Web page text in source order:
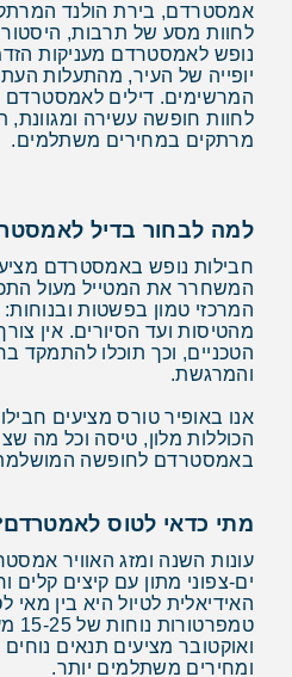
אמסטרדם, בירת הולנד
לחוות מסע של תרבות,
נופש לאמסטרדם מעניקות
יופייה של העיר, מהתעלות
המרשימים. דילים לאמסטרדם
לחוות חופשה עשירה ומגוונת,
מרתקים במחירים משתלמים.
למה לבחור בדיל
חבילות נופש באמסטרדם
המשחרר את המטייל מעול
המרכזי טמון בפשטות
מהטיסות ועד הסיורים. אין
הטכניים, וכך תוכלו להתמקד
והמרגשת.
אנו באופיר טורס מציעים
הכוללות מלון, טיסה וכל מה
באמסטרדם לחופשה
מתי כדאי לטוס
עונות השנה ומזג האוויר
ים-צפוני מתון עם קיצים קלים
האידיאלית לטיול היא בין
ואוקטובר מציעים תנאים
ומחירים משתלמים יותר.